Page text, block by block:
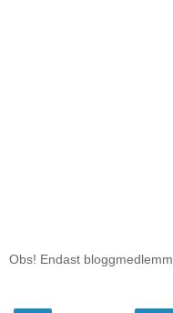
Obs! Endast